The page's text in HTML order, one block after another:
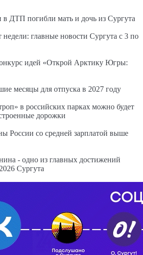
ДТП погибли мать и дочь из Сургута
недели: главные новости Сургута с 3 по
идей «Открой Арктику Югры:
месяцы для отпуска в 2027 году
в российских парках можно будет
дорожки
России со средней зарплатой выше
- одно из главных достижений
Сургута